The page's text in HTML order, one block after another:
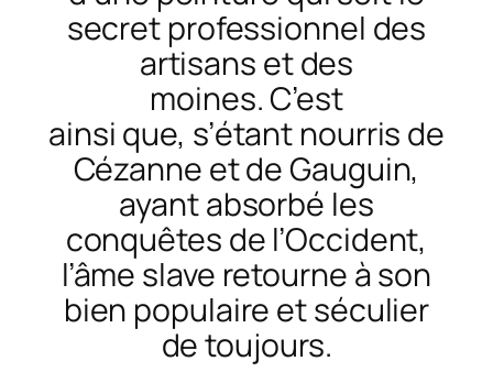
secret professionnel des
artisans et des
moines.C’est
ainsi que, s’étant nourris de
Cézanne et de Gauguin,
ayant absorbé les
conquêtes de l’Occident,
l’âme slave retourne à son
bien populaire et séculier
de toujours.